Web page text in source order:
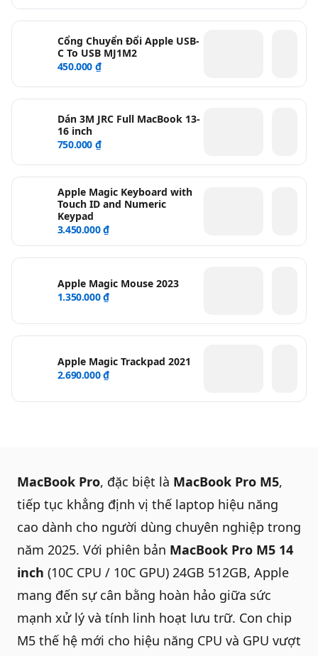
Cổng Chuyển Đổi Apple USB-
C To USB MJ1M2
450.000 ₫
Dán 3M JRC Full MacBook 13-
16 inch
750.000 ₫
Apple Magic Keyboard with
Touch ID and Numeric
Keypad
3.450.000 ₫
Apple Magic Mouse 2023
1.350.000 ₫
Apple Magic Trackpad 2021
2.690.000 ₫
MacBook Pro, đặc biệt là MacBook Pro M5,
tiếp tục khẳng định vị thế laptop hiệu năng
cao dành cho người dùng chuyên nghiệp trong
năm 2025. Với phiên bản MacBook Pro M5 14
inch (10C CPU / 10C GPU) 24GB 512GB, Apple
mang đến sự cân bằng hoàn hảo giữa sức
mạnh xử lý và tính linh hoạt lưu trữ. Con chip
M5 thế hệ mới cho hiệu năng CPU và GPU vượt